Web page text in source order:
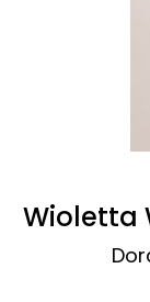
Wioletta